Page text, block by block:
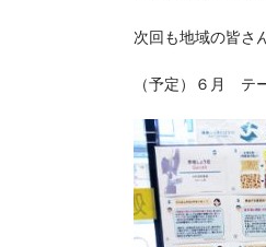
次回も地域の皆さ
（予定）６月 テ